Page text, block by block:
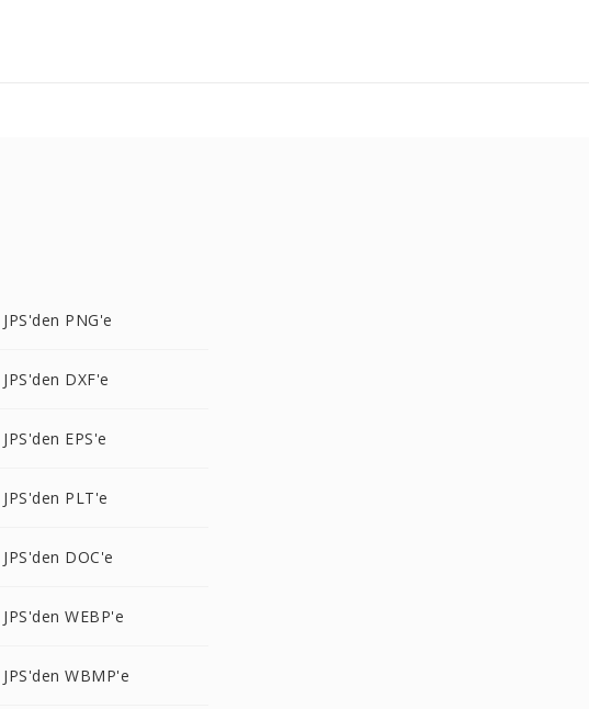
JPS'den PNG'e
JPS'den DXF'e
JPS'den EPS'e
JPS'den PLT'e
JPS'den DOC'e
JPS'den WEBP'e
JPS'den WBMP'e